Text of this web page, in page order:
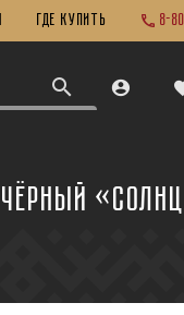
ГДЕ КУПИТЬ 8-